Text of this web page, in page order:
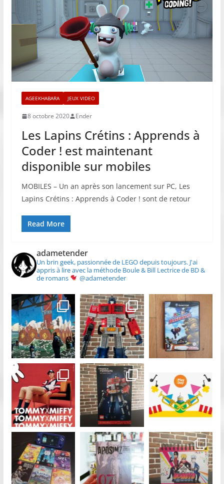
AGEEKHABARA JEUX VIDEO
8 octobre 2020 Ender
Les Lapins Crétins : Apprends à
Coder ! est maintenant
disponible sur mobiles
MOBILES – Un an après son lancement sur PC, Les
Lapins Crétins : Apprends à Coder ! sont de retour
Read More
adametender
Un brin geek, passionnée de LEGO depuis toujours.J'ai
appris à lire avec la méthode Boule & Bill Lectrice de BD &
de romans
@adametender